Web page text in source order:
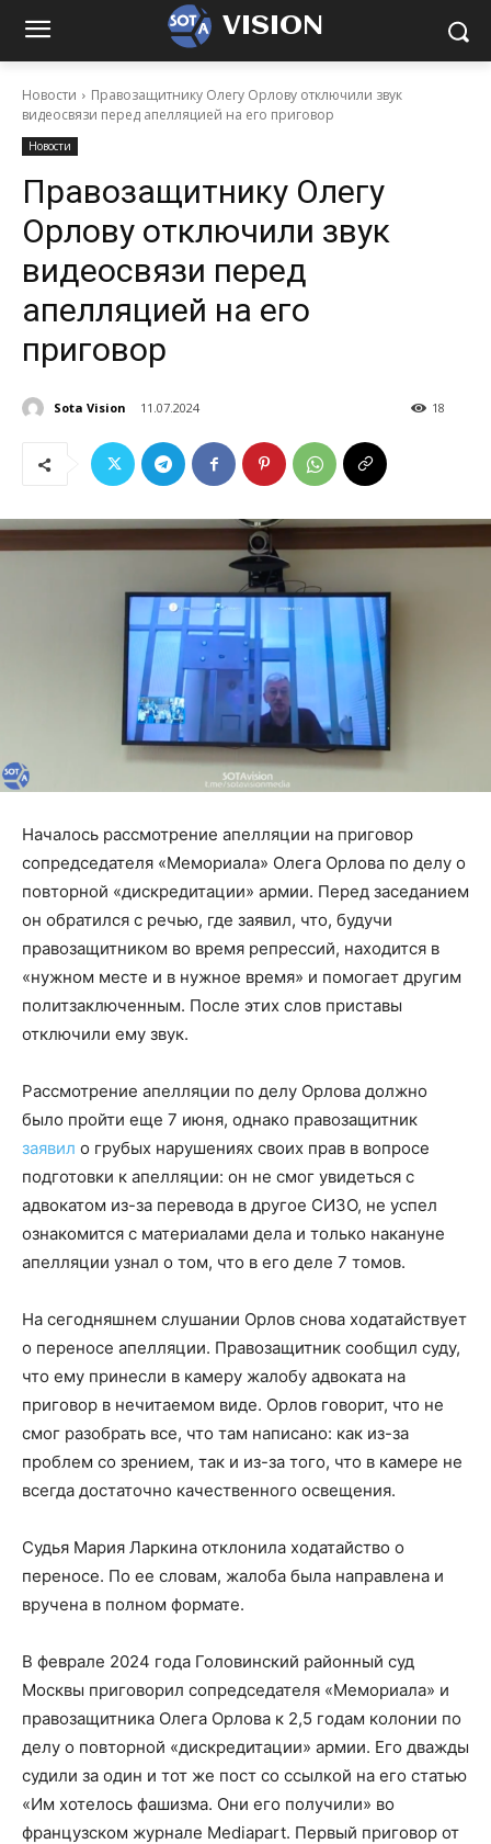
VISION
Новости
Правозащитнику Олегу Орлову отключили звук
видеосвязи перед апелляцией на его приговор
Новости
Правозащитнику Олегу
Орлову отключили звук
видеосвязи перед
апелляцией на его
приговор
Sota Vision 11.07.2024 18
Началось рассмотрение апелляции на приговор
сопредседателя «Мемориала» Олега Орлова по делу о
повторной «дискредитации» армии. Перед заседанием
он обратился с речью, где заявил, что, будучи
правозащитником во время репрессий, находится в
«нужном месте и в нужное время» и помогает другим
политзаключенным. После этих слов приставы
отключили ему звук.
Рассмотрение апелляции по делу Орлова должно
было пройти еще 7 июня, однако правозащитник
заявил о грубых нарушениях своих прав в вопросе
подготовки к апелляции: он не смог увидеться с
адвокатом из-за перевода в другое СИЗО, не успел
ознакомится с материалами дела и только накануне
апелляции узнал о том, что в его деле 7 томов.
На сегодняшнем слушании Орлов снова ходатайствует
о переносе апелляции. Правозащитник сообщил суду,
что ему принесли в камеру жалобу адвоката на
приговор в нечитаемом виде. Орлов говорит, что не
смог разобрать все, что там написано: как из-за
проблем со зрением, так и из-за того, что в камере не
всегда достаточно качественного освещения.
Судья Мария Ларкина отклонила ходатайство о
переносе. По ее словам, жалоба была направлена и
вручена в полном формате.
В феврале 2024 года Головинский районный суд
Москвы приговорил сопредседателя «Мемориала» и
правозащитника Олега Орлова к 2,5 годам колонии по
делу о повторной «дискредитации» армии. Его дважды
судили за один и тот же пост со ссылкой на его статью
«Им хотелось фашизма. Они его получили» во
французском журнале Mediapart. Первый приговор от